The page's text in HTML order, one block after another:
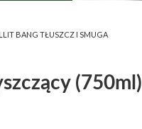
BANG TŁUSZCZ I SMUGA
(750ml)